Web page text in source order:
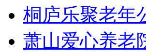
桐庐乐聚老年
萧山爱心养老